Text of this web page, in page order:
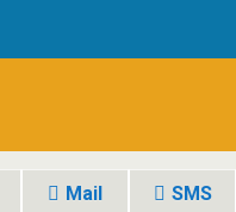
Mail SMS